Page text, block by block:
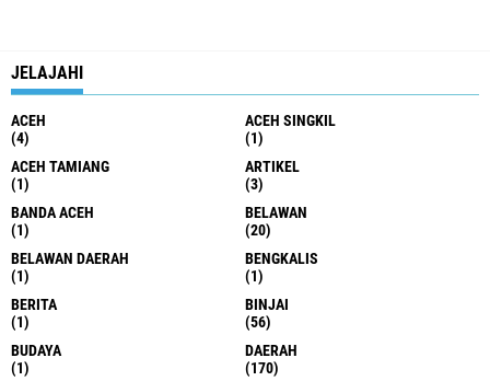
JELAJAHI
ACEH
(4)
ACEH SINGKIL
(1)
ACEH TAMIANG
(1)
ARTIKEL
(3)
BANDA ACEH
(1)
BELAWAN
(20)
BELAWAN DAERAH
(1)
BENGKALIS
(1)
BERITA
(1)
BINJAI
(56)
BUDAYA
(1)
DAERAH
(170)